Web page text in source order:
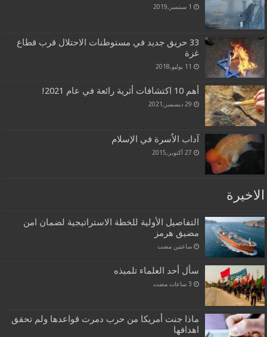
1 سبتمبر,2019
33 حريق جديد في مستوطنات الاحتلال قرب قطاع
غزة
11 يوليو,2018
أهم 10 اكتشافات أثرية رائعة في عام 2021!
29 ديسمبر,2021
آداب الاُسرة في الإسلام
27 أكتوبر,2015
الاخيرة
التفاصيل الأولية للخطة الاستراتيجية لضمان امن
مضيق هرمز
‏ساعتين مضت
سأل أحد العلماء تلميذه
ماذا جنت أمريكا من حرب دمرت قواعدها ولم تحقق
اهدافها